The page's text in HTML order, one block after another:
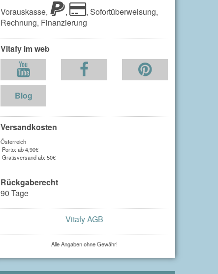
Vorauskasse,
, , Sofortüberweisung,
Rechnung, Finanzierung
Vitafy im web
Blog
Versandkosten
Österreich
Porto: ab 4,90€
Gratisversand ab: 50€
Rückgaberecht
90 Tage
Vitafy AGB
Alle Angaben ohne Gewähr!